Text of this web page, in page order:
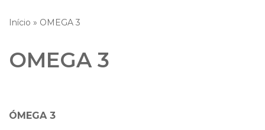
Início » OMEGA 3
OMEGA 3
ÓMEGA 3